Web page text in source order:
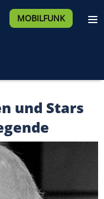
MOBILFUNK
und Stars